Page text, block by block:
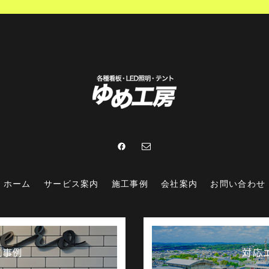
ホーム サービス案内 施工事例 会社案内 お問い合わせ
例 対応